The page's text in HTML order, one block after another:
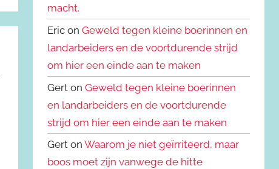
macht.
Eric onGeweld tegen kleine boerinnen en
landarbeiders en de voortdurende strijd
om hier een einde aan te maken
Gert onGeweld tegen kleine boerinnen
en landarbeiders en de voortdurende
strijd om hier een einde aan te maken
Gert onWaarom je niet geïrriteerd, maar
boos moet zijn vanwege de hitte